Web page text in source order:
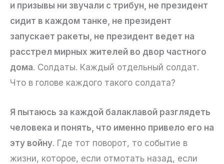
и призывы ни звучали с трибун, не президент
сидит в каждом танке, не президент
запускает ракеты, не президент ведет на
расстрел мирных жителей во двор частного
дома. Солдаты. Каждый отдельный солдат.
Что в голове каждого такого солдата?
Я пытаюсь за каждой балаклавой разглядеть
человека и понять, что именно привело его на
эту войну. Где тот поворот, то событие в
жизни, которое, если отмотать назад, если